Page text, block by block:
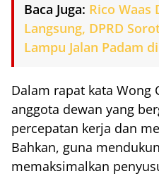
Baca Juga: Rico Waas
Langsung, DPRD
Lampu Jalan Padam
Dalam rapat kata Wong
anggota dewan yang
percepatan kerja dan
Bahkan, guna
memaksimalkan